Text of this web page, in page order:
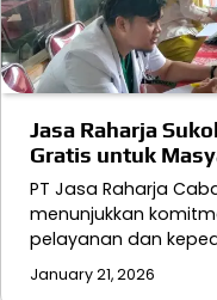
Jasa Raharja
Gratis untuk
PT Jasa Raharja
menunjukkan
pelayanan dan
January 21, 2026